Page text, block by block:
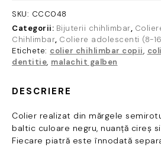
SKU: CCC048
Categorii: Bijuterii chihlimbar,
Chihlimbar, Coliere adolescenti (8-
Etichete: colier chihlimbar copii,
dentitie, malachit galben
DESCRIERE
Colier realizat din mărgele
baltic culoare negru, nuanță cireș
Fiecare piatră este înnodată